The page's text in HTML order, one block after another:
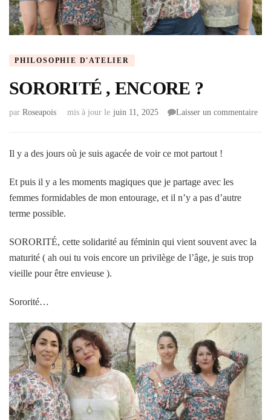
PHILOSOPHIE D'ATELIER
SORORITÉ , ENCORE ?
par Roseapois mis à jour le juin 11, 2025 Laisser un commentaire
Il y a des jours où je suis agacée de voir ce mot partout !
Et puis il y a les moments magiques que je partage avec les
femmes formidables de mon entourage, et il n’y a pas d’autre
terme possible.
SORORITÉ, cette solidarité au féminin qui vient souvent avec la
maturité ( ah oui tu vois encore un privilège de l’âge, je suis trop
vieille pour être envieuse ).
Sororité…